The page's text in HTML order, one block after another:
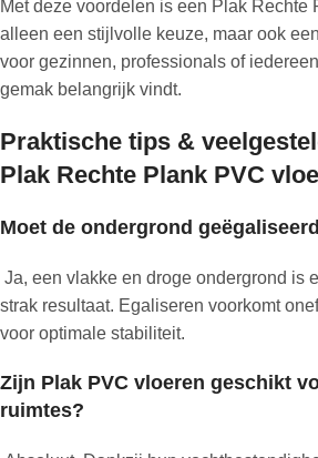
Met deze voordelen is een Plak Rechte
alleen een stijlvolle keuze, maar ook
voor gezinnen, professionals of
gemak belangrijk vindt.
Praktische tips &
Plak Rechte Plank PVC
Moet de ondergrond
Ja, een vlakke en droge ondergrond is
strak resultaat. Egaliseren voorkomt
voor optimale stabiliteit.
Zijn Plak PVC vloeren geschikt
ruimtes?